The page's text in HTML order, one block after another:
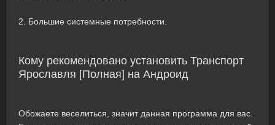
2. Большие системные потребности.
Кому рекомендовано установить Транспорт
Ярославля [Полная] на Андроид
Обожаете веселиться, значит данная программа для вас.